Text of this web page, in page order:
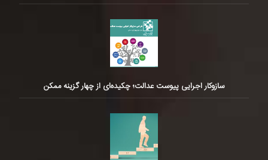
سازوکار اجرایی پیوست عدالت؛ چکیده‌ای از چهار گزینه ممکن